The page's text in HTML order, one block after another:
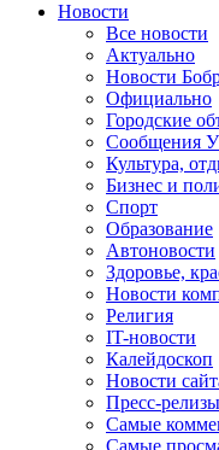
Новости
Все новости
Актуально
Новости
Официально
Городские
Сообщения
Культура,
Бизнес и
Спорт
Образование
Автоновости
Здоровье,
Новости
Религия
IT-новости
Калейдоскоп
Новости
Пресс-релизы
Самые
Самые